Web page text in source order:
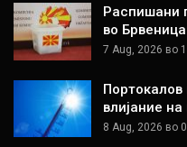
Распишани
во
7 Aug, 2026 во
влијание
8 Aug, 2026 во